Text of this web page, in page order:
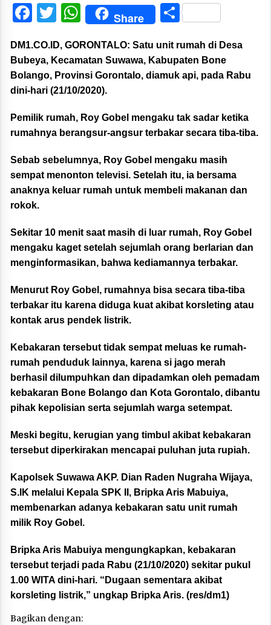
Facebook
Twitter
WhatsApp
Share Share
DM1.CO.ID, GORONTALO: Satu unit rumah di Desa
Bubeya, Kecamatan Suwawa, Kabupaten Bone
Bolango, Provinsi Gorontalo, diamuk api, pada Rabu
dini-hari (21/10/2020).
Pemilik rumah, Roy Gobel mengaku tak sadar ketika
rumahnya berangsur-angsur terbakar secara tiba-tiba.
Sebab sebelumnya, Roy Gobel mengaku masih
sempat menonton televisi. Setelah itu, ia bersama
anaknya keluar rumah untuk membeli makanan dan
rokok.
Sekitar 10 menit saat masih di luar rumah, Roy Gobel
mengaku kaget setelah sejumlah orang berlarian dan
menginformasikan, bahwa kediamannya terbakar.
Menurut Roy Gobel, rumahnya bisa secara tiba-tiba
terbakar itu karena diduga kuat akibat korsleting atau
kontak arus pendek listrik.
Kebakaran tersebut tidak sempat meluas ke rumah-
rumah penduduk lainnya, karena si jago merah
berhasil dilumpuhkan dan dipadamkan oleh pemadam
kebakaran Bone Bolango dan Kota Gorontalo, dibantu
pihak kepolisian serta sejumlah warga setempat.
Meski begitu, kerugian yang timbul akibat kebakaran
tersebut diperkirakan mencapai puluhan juta rupiah.
Kapolsek Suwawa AKP. Dian Raden Nugraha Wijaya,
S.IK melalui Kepala SPK II, Bripka Aris Mabuiya,
membenarkan adanya kebakaran satu unit rumah
milik Roy Gobel.
Bripka Aris Mabuiya mengungkapkan, kebakaran
tersebut terjadi pada Rabu (21/10/2020) sekitar pukul
1.00 WITA dini-hari. “Dugaan sementara akibat
korsleting listrik,” ungkap Bripka Aris. (res/dm1)
Bagikan dengan: